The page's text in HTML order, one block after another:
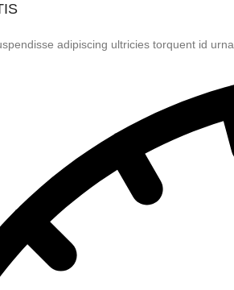
adipiscing ultricies torquent id urna.